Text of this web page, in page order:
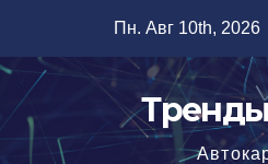
содержимому
Пн. Авг 10th, 2026